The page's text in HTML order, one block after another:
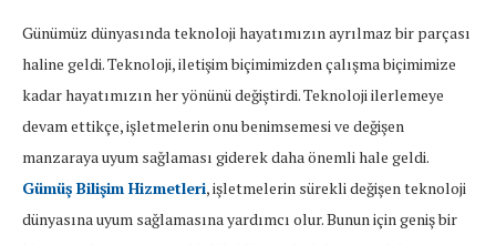
Günümüz dünyasında teknoloji hayatımızın ayrılmaz bir parçası
haline geldi. Teknoloji, iletişim biçimimizden çalışma biçimimize
kadar hayatımızın her yönünü değiştirdi. Teknoloji ilerlemeye
devam ettikçe, işletmelerin onu benimsemesi ve değişen
manzaraya uyum sağlaması giderek daha önemli hale geldi.
Gümüş Bilişim Hizmetleri, işletmelerin sürekli değişen teknoloji
dünyasına uyum sağlamasına yardımcı olur. Bunun için geniş bir